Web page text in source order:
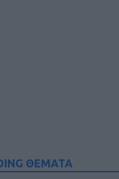
ΘΕΜΑΤΑ